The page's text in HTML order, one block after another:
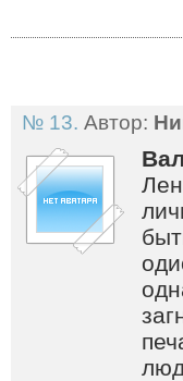
№ 13. Автор: